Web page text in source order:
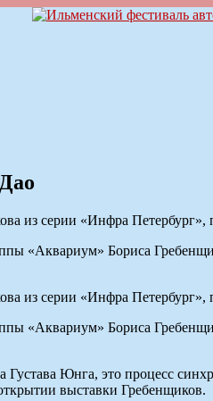
из серии «Инфра Петербург»,
Бориса
из серии «Инфра Петербург»,
Бориса
Юнга, это процесс
выставки Гребенщиков.